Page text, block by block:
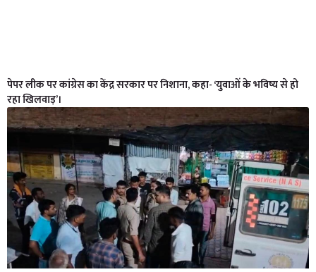
पेपर लीक पर कांग्रेस का केंद्र सरकार पर निशाना, कहा- ‘युवाओं के भविष्य से हो
रहा खिलवाड़’।